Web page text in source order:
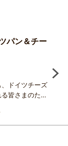
アチア、スロ
、ルーマニ
した４種類の
パン＆チー
ドイツチーズ
皆さまのため
「とことんド
催いたしま
種類が多い国